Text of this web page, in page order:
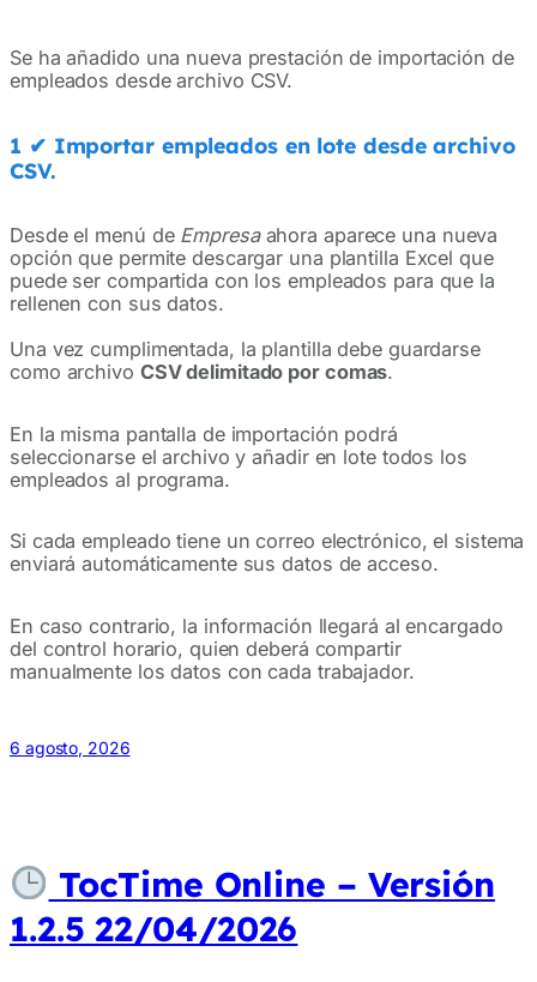
Se ha añadido una nueva prestación de importación de
empleados desde archivo CSV.
1 ✔ Importar empleados en lote desde archivo
CSV.
Desde el menú de Empresaahora aparece una nueva
opción que permite descargar una plantilla Excel que
puede ser compartida con los empleados para que la
rellenen con sus datos.
Una vez cumplimentada, la plantilla debe guardarse
como archivo CSV delimitado por comas.
En la misma pantalla de importación podrá
seleccionarse el archivo y añadir en lote todos los
empleados al programa.
Si cada empleado tiene un correo electrónico, el sistema
enviará automáticamente sus datos de acceso.
En caso contrario, la información llegará al encargado
del control horario, quien deberá compartir
manualmente los datos con cada trabajador.
6 agosto, 2026
TocTime Online – Versión
1.2.5 22/04/2026